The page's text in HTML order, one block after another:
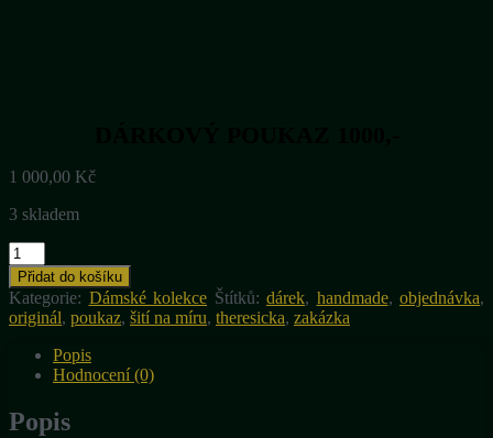
1 000,00 Kč
3 skladem
DÁRKOVÝ
POUKAZ
1000,-
množství
Přidat do košíku
Kategorie: Dámské kolekce Štítků: dárek, handmade, objednávka,
originál, poukaz, šití na míru, theresicka, zakázka
Popis
Hodnocení (0)
Popis